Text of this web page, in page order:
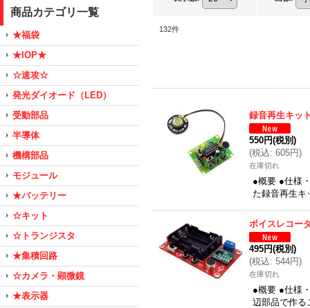
商品カテゴリ一覧
★福袋
★IOP★
☆速攻☆
発光ダイオード（LED）
受動部品
半導体
機構部品
モジュール
★バッテリー
☆キット
☆トランジスタ
★集積回路
☆カメラ・顕微鏡
★表示器
132件
録音再生キッ
550円(税別)
(税込: 605円)
在庫切れ
●概要 ●仕様
た録音再生
ボイスレコー
495円(税別)
(税込: 544円)
在庫切れ
●概要 ●仕様
辺部品で作る